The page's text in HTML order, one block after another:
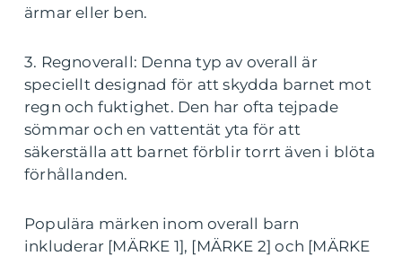
ärmar eller ben.
3. Regnoverall: Denna typ av overall är
speciellt designad för att skydda barnet mot
regn och fuktighet. Den har ofta tejpade
sömmar och en vattentät yta för att
säkerställa att barnet förblir torrt även i blöta
förhållanden.
Populära märken inom overall barn
inkluderar [MÄRKE 1], [MÄRKE 2] och [MÄRKE